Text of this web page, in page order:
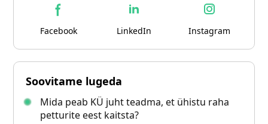
Facebook LinkedIn Instagram
Soovitame lugeda
Mida peab KÜ juht teadma, et ühistu raha
petturite eest kaitsta?